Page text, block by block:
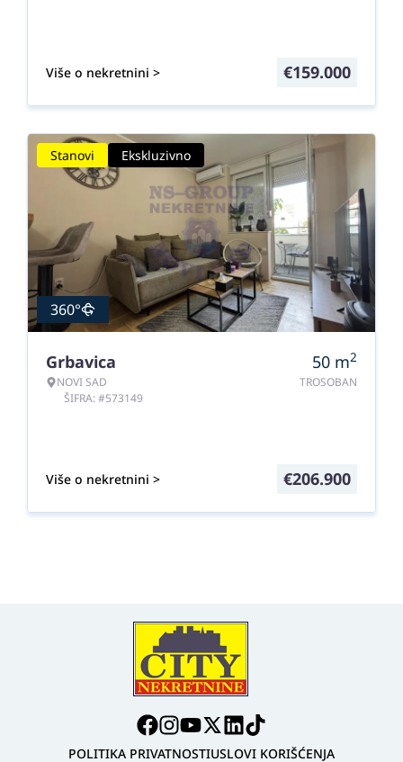
Više o nekretnini > €159.000
Stanovi Ekskluzivno
360°
Grbavica
NOVI SAD
ŠIFRA: #573149
50 m2
TROSOBAN
Više o nekretnini > €206.900
POLITIKA PRIVATNOSTIUSLOVI KORIŠĆENJA